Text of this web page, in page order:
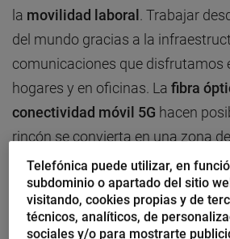
la movilidad laboral
. Trabajar
del mundo gracias a la
comunicaciones que disfrutamos
hogares y en oficinas. La fibra
conectividad móvil 5G hacen
rincón se convierta en una zona
tu segunda residencia, un
el área de espera de un
un puesto de teletrabajo con tan
o encender tu tablet o
Telefónica puede utilizar, en
subdominio o apartado del sitio
visitando, cookies propias y de
técnicos, analíticos, de
sociales y/o para mostrarte